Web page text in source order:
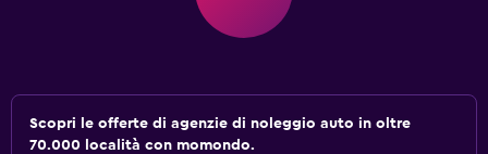
Scopri le offerte di agenzie di noleggio auto in oltre
70.000 località con momondo.